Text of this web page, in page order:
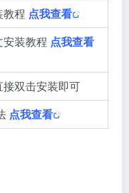
程 点我查看
装教程 点我查看
双击安装即可
点我查看